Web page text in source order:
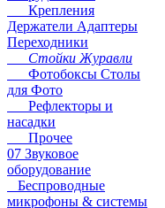
Крепления
Держатели Адаптеры
Переходники
Стойки Журавли
Фотобоксы Столы
для Фото
Рефлекторы и
насадки
Прочее
07 Звуковое
оборудование
Беспроводные
микрофоны & системы